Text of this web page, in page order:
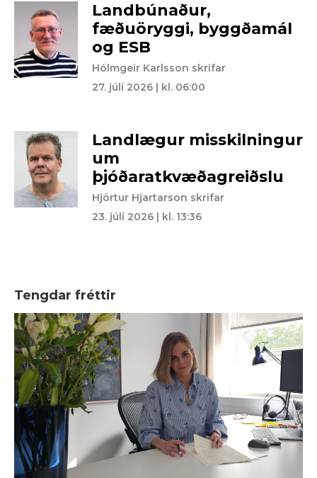
Landbúnaður,
fæðuöryggi, byggðamál
og ESB
Hólmgeir Karlsson skrifar
27. júlí 2026 | kl. 06:00
Landlægur misskilningur
um
þjóðaratkvæðagreiðslu
Hjörtur Hjartarson skrifar
23. júlí 2026 | kl. 13:36
Tengdar fréttir